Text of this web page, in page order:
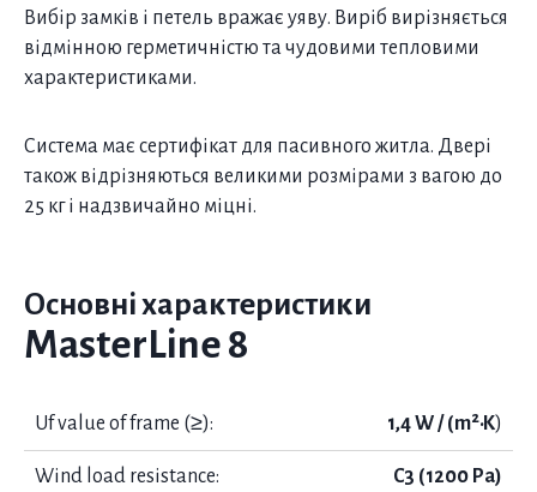
Вибір замків і петель вражає уяву. Виріб вирізняється
відмінною герметичністю та чудовими тепловими
характеристиками.
Система має сертифікат для пасивного житла. Двері
також відрізняються великими розмірами з вагою до
25 кг і надзвичайно міцні.
Основні характеристики
MasterLine 8
Uf value of frame (≥): 1,4 W / (m²·K)
Wind load resistance: C3 (1200 Pa)